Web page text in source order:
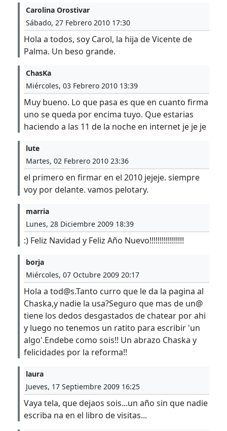
Carolina Orostivar
Sábado, 27 Febrero 2010 17:30
Hola a todos, soy Carol, la hija de Vicente de
Palma. Un beso grande.
ChasKa
Miércoles, 03 Febrero 2010 13:39
Muy bueno. Lo que pasa es que en cuanto firma
uno se queda por encima tuyo. Que estarias
haciendo a las 11 de la noche en internet je je je
lute
Martes, 02 Febrero 2010 23:36
el primero en firmar en el 2010 jejeje. siempre
voy por delante. vamos pelotary.
marria
Lunes, 28 Diciembre 2009 18:39
:) Feliz Navidad y Feliz Año Nuevo!!!!!!!!!!!!!!!!!
borja
Miércoles, 07 Octubre 2009 20:17
Hola a tod@s.Tanto curro que le da la pagina al
Chaska,y nadie la usa?Seguro que mas de un@
tiene los dedos desgastados de chatear por ahi
y luego no tenemos un ratito para escribir 'un
algo'.Endebe como sois!! Un abrazo Chaska y
felicidades por la reforma!!
laura
Jueves, 17 Septiembre 2009 16:25
Vaya tela, que dejaos sois...un año sin que nadie
escriba na en el libro de visitas...